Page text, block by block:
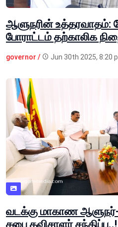
ஆளுநரின் உத்தரவாதம்:
போராட்டம் தற்காலிக
governor / Jun 30th 2025, 8:20
வடக்கு மாகாண ஆளுநர்-
சபை தவிசாளர் சந்திப்பு..!